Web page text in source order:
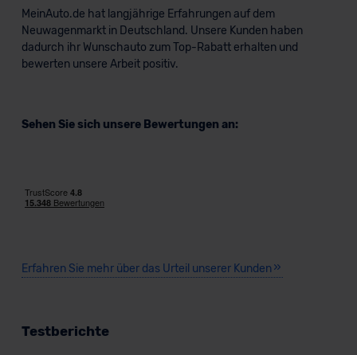
MeinAuto.de hat langjährige Erfahrungen auf dem
Neuwagenmarkt in Deutschland. Unsere Kunden haben
dadurch ihr Wunschauto zum Top-Rabatt erhalten und
bewerten unsere Arbeit positiv.
Sehen Sie sich unsere Bewertungen an:
Erfahren Sie mehr über das Urteil unserer Kunden
Testberichte